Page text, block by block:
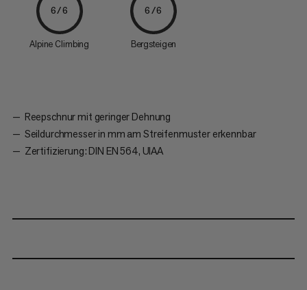
6/6
Alpine Climbing
6/6
Bergsteigen
Reepschnur mit geringer Dehnung
Seildurchmesser in mm am Streifenmuster erkennbar
Zertifizierung: DIN EN 564, UIAA